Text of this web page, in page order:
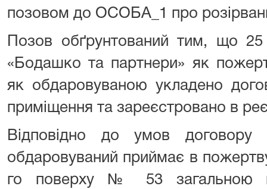
позовом до ОСОБА_1 про
Позов обґрунтований тим, що
«Бодашко та партнери» як
як обдаровуваною укладено
приміщення та зареєстровано в
Відповідно до умов договору
обдаровуваний приймає в
го поверху № 53